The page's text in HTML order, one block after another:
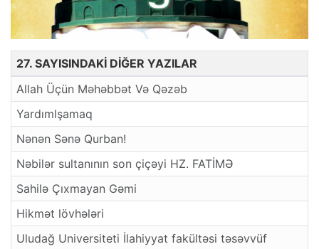
27. SAYISINDAKİ DİĞER YAZILAR
Allah Üçün Məhəbbət Və Qəzəb
Yardımlşamaq
Nənən Sənə Qurban!
Nəbilər sultanının son çiçəyi HZ. FATİMƏ
Sahilə Çıxmayan Gəmi
Hikmət lövhələri
Uludağ Universiteti İlahiyyat fakültəsi təsəvvüf